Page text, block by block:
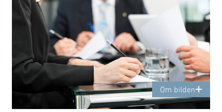
Om bilden